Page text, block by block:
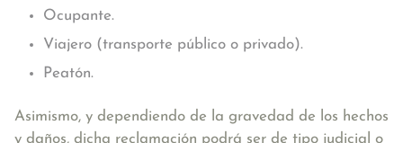
Ocupante.
Viajero (transporte público o privado).
Peatón.
Asimismo, y dependiendo de la gravedad de los hechos
y daños, dicha reclamación podrá ser de tipo judicial o